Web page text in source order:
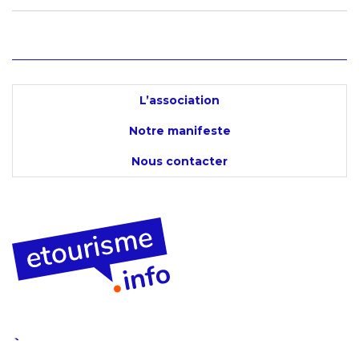
L’association
Notre manifeste
Nous contacter